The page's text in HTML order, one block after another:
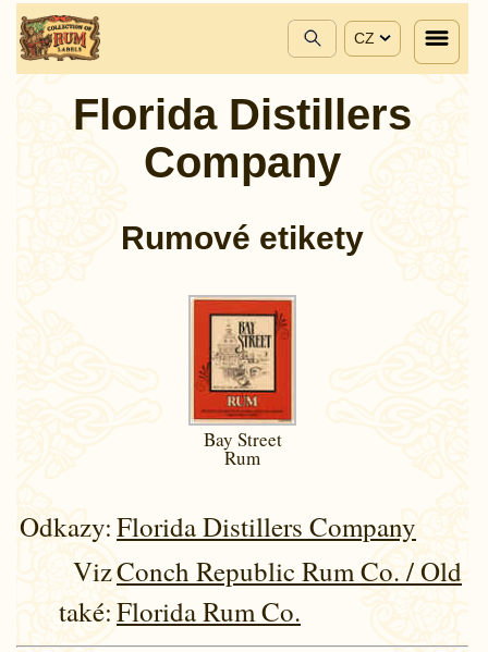
CZ
Florida Distillers
Company
Rumové etikety
Bay Street
Rum
Odkazy:Florida Distillers Company
Viz
také:
Conch Republic Rum Co. / Old
Florida Rum Co.